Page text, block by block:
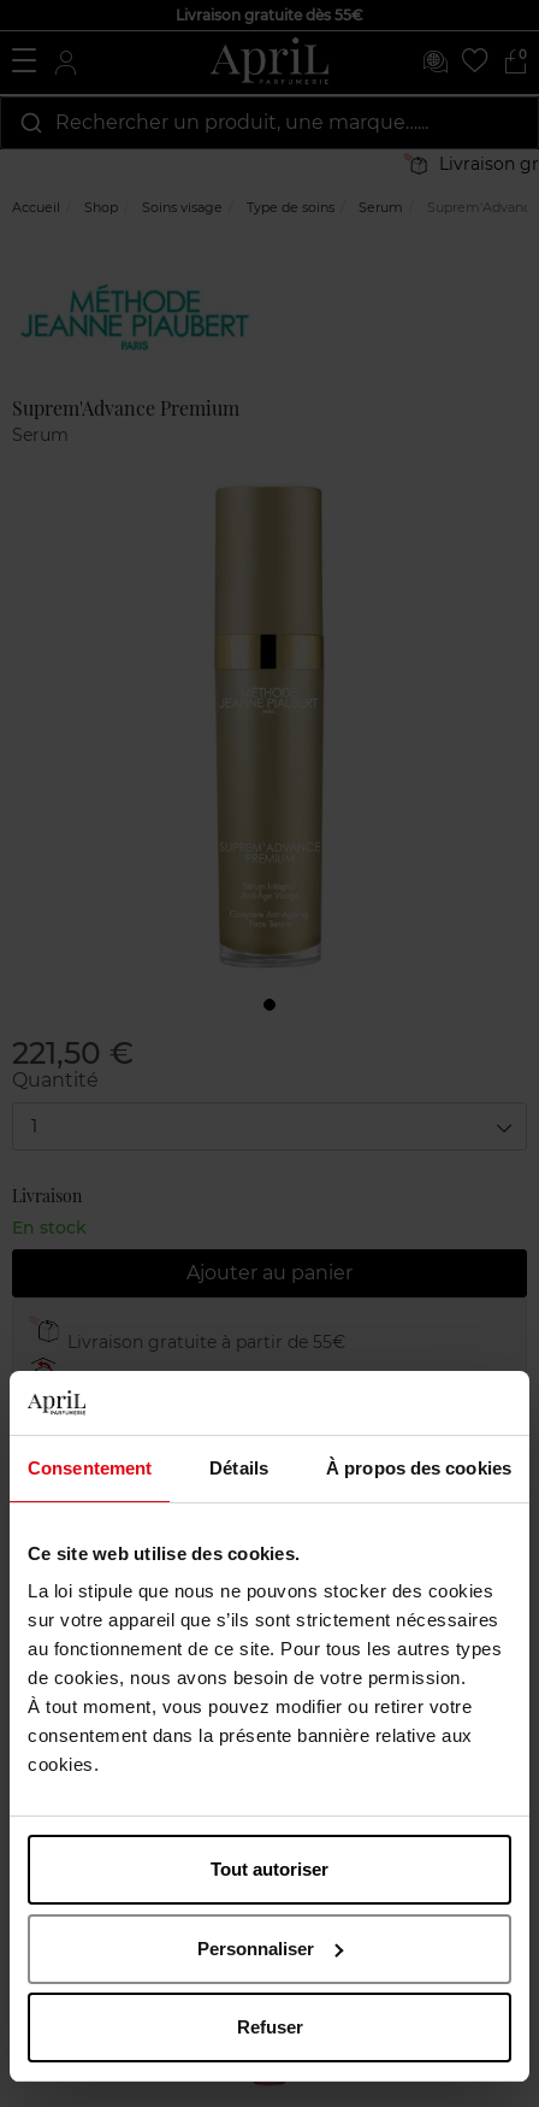
Consentement Détails À propos des cookies
Ce site web utilise des cookies.
La loi stipule que nous ne pouvons stocker des cookies
sur votre appareil que s’ils sont strictement nécessaires
au fonctionnement de ce site. Pour tous les autres types
de cookies, nous avons besoin de votre permission.
À tout moment, vous pouvez modifier ou retirer votre
consentement dans la présente bannière relative aux
cookies.
Tout autoriser
Personnaliser
Refuser
Livraison gratuite dès 55€
0
Rechercher un produit, une marque…...
Livraison
Accueil Shop Soins visage Type de soins Serum
Suprem'Advance Premium
Serum
221,50 €
Quantité
1
Livraison
En stock
Ajouter au panier
Livraison gratuite à partir de 55€
Description
Conseil d'utilisation
Caractéristiques
Avis client Politique relative aux avis des clients